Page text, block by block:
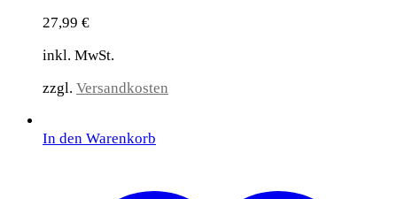
27,99 €
inkl. MwSt.
zzgl. Versandkosten
In den Warenkorb